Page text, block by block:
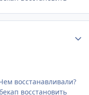
восстанавливали?
восстановить